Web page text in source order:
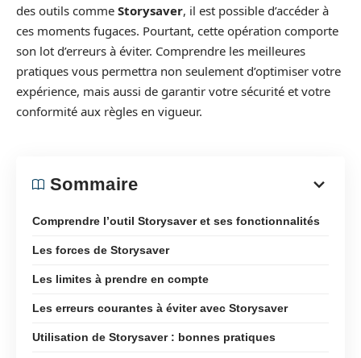
des outils comme Storysaver, il est possible d’accéder à
ces moments fugaces. Pourtant, cette opération comporte
son lot d’erreurs à éviter. Comprendre les meilleures
pratiques vous permettra non seulement d’optimiser votre
expérience, mais aussi de garantir votre sécurité et votre
conformité aux règles en vigueur.
Sommaire
Comprendre l’outil Storysaver et ses fonctionnalités
Les forces de Storysaver
Les limites à prendre en compte
Les erreurs courantes à éviter avec Storysaver
Utilisation de Storysaver : bonnes pratiques